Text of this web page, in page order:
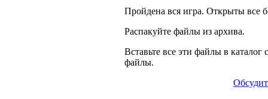
Пройдена вся игра. Открыты все
Распакуйте файлы из архива.
Вставьте все эти файлы в каталог
файлы.